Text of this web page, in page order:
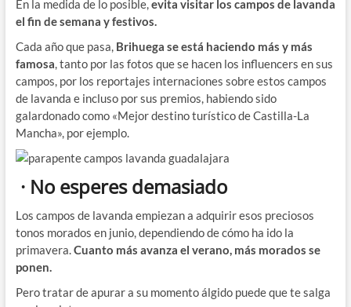
En la medida de lo posible,evita visitar los campos de lavanda
el fin de semana y festivos.
Cada año que pasa, Brihuega se está haciendo más y más
famosa, tanto por las fotos que se hacen los influencers en sus
campos, por los reportajes internaciones sobre estos campos
de lavanda e incluso por sus premios, habiendo sido
galardonado como «Mejor destino turístico de Castilla-La
Mancha», por ejemplo.
· No esperes demasiado
Los campos de lavanda empiezan a adquirir esos preciosos
tonos morados en junio, dependiendo de cómo ha ido la
primavera.Cuanto más avanza el verano, más morados se
ponen.
Pero tratar de apurar a su momento álgido puede que te salga